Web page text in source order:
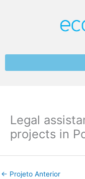
Legal
projects in
← Projeto Anterior